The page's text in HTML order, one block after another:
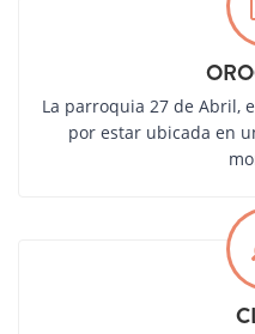
La parroquia 27 de Abril,
por estar ubicada en